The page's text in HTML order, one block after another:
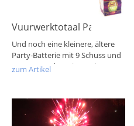
Vuurwerktotaal Party Cake
Und noch eine kleinere, ältere
Party-Batterie mit 9 Schuss und
63gr. NEM, das erinnert ja
zum Artikel